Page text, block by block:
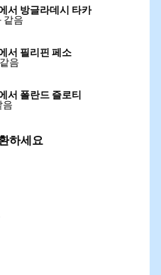
방글라데시 타카
같음
필리핀 페소
음
폴란드 즐로티
음
하세요